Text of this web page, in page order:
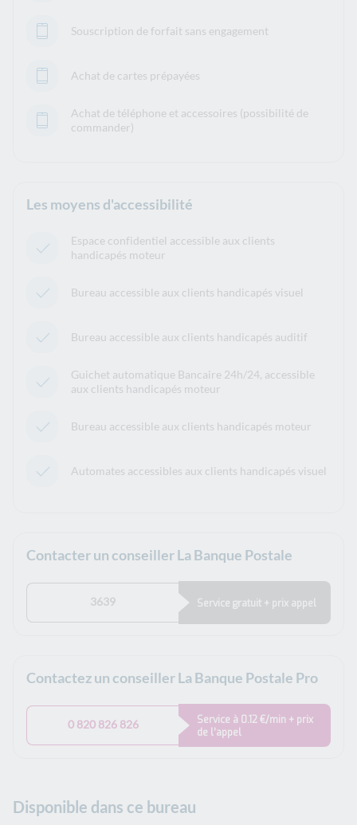
Souscription de forfait sans engagement
Achat de cartes prépayées
Achat de téléphone et accessoires (possibilité de
commander)
Les moyens d'accessibilité
Espace confidentiel accessible aux clients
handicapés moteur
Bureau accessible aux clients handicapés visuel
Bureau accessible aux clients handicapés auditif
Guichet automatique Bancaire 24h/24, accessible
aux clients handicapés moteur
Bureau accessible aux clients handicapés moteur
Automates accessibles aux clients handicapés visuel
Contacter un conseiller La Banque Postale
3639 Service gratuit + prix appel
Contactez un conseiller La Banque Postale Pro
0 820 826 826
Service à 0.12 €/min + prix
de l’appel
Disponible dans ce bureau